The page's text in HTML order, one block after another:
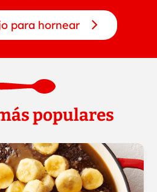
para hornear
populares